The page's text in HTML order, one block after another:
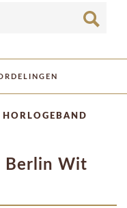
HORLOGEBAND
Berlin Wit